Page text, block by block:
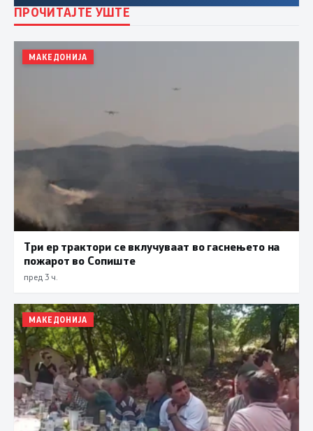
ПРОЧИТАЈТЕ УШТЕ
МАКЕДОНИЈА
Три ер трактори се вклучуваат во гаснењето на
пожарот во Сопиште
пред 3 ч.
МАКЕДОНИЈА